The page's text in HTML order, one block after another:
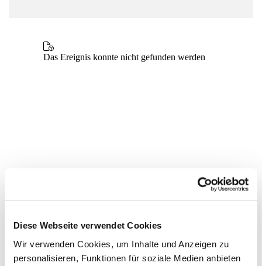
Diese Webseite verwendet Cookies
Wir verwenden Cookies, um Inhalte und Anzeigen zu
personalisieren, Funktionen für soziale Medien anbieten